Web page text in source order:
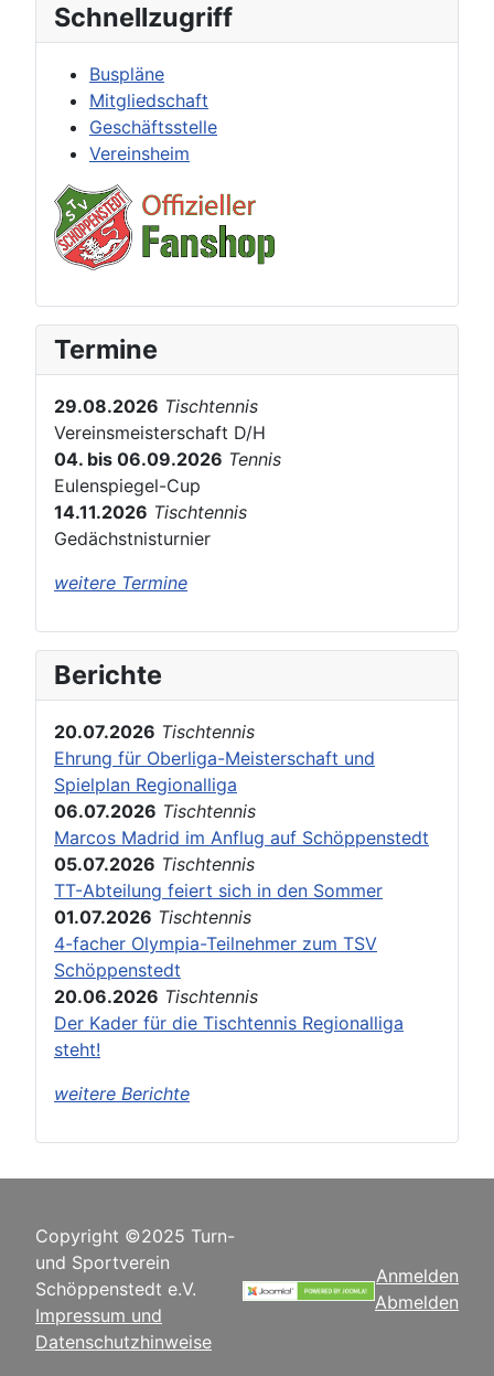
Schnellzugriff
Buspläne
Mitgliedschaft
Geschäftsstelle
Vereinsheim
Termine
29.08.2026 Tischtennis
Vereinsmeisterschaft D/H
04. bis 06.09.2026 Tennis
Eulenspiegel-Cup
14.11.2026 Tischtennis
Gedächstnisturnier
weitere Termine
Berichte
20.07.2026 Tischtennis
Ehrung für Oberliga-Meisterschaft und
Spielplan Regionalliga
06.07.2026 Tischtennis
Marcos Madrid im Anflug auf Schöppenstedt
05.07.2026 Tischtennis
TT-Abteilung feiert sich in den Sommer
01.07.2026 Tischtennis
4-facher Olympia-Teilnehmer zum TSV
Schöppenstedt
20.06.2026 Tischtennis
Der Kader für die Tischtennis Regionalliga
steht!
weitere Berichte
Copyright ©2025 Turn-
und Sportverein
Schöppenstedt e.V.
Impressum und
Datenschutzhinweise
Anmelden
Abmelden